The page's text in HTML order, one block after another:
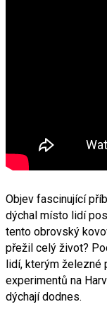
Objev fascinující
dýchal místo lidí
tento obrovský
přežil celý život?
lidí, kterým železné
experimentů na
dýchají dodnes.